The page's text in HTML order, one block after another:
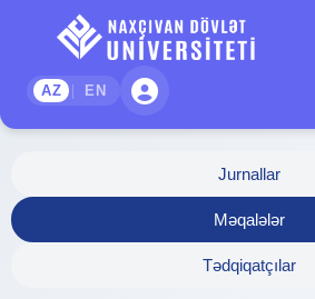
AZ | EN
Jurnallar
Məqalələr
Tədqiqatçılar